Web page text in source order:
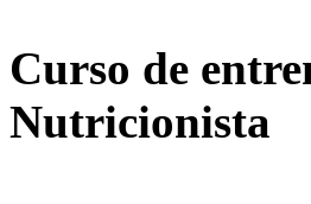
Curso de
Nutricionista